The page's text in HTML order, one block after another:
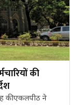
की
की एकलपीठ ने